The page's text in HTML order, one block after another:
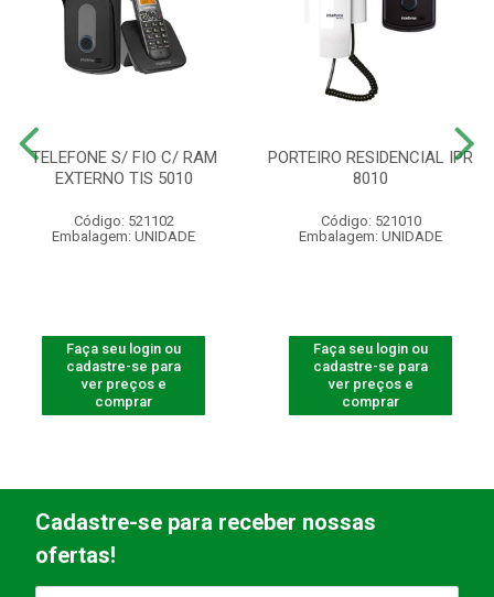
TELEFONE S/ FIO C/ RAM
EXTERNO TIS 5010
Código: 521102
Embalagem: UNIDADE
Faça seu login ou
cadastre-se para
ver preços e
comprar
PORTEIRO RESIDENCIAL IPR
8010
Código: 521010
Embalagem: UNIDADE
Faça seu login ou
cadastre-se para
ver preços e
comprar
Cadastre-se para receber nossas
ofertas!